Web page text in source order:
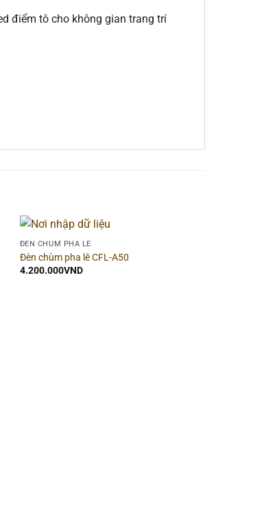
điểm tô cho không gian trang trí
ĐÈN CHÙM PHA LÊ
Đèn chùm pha lê CFL-A50
4.200.000VND